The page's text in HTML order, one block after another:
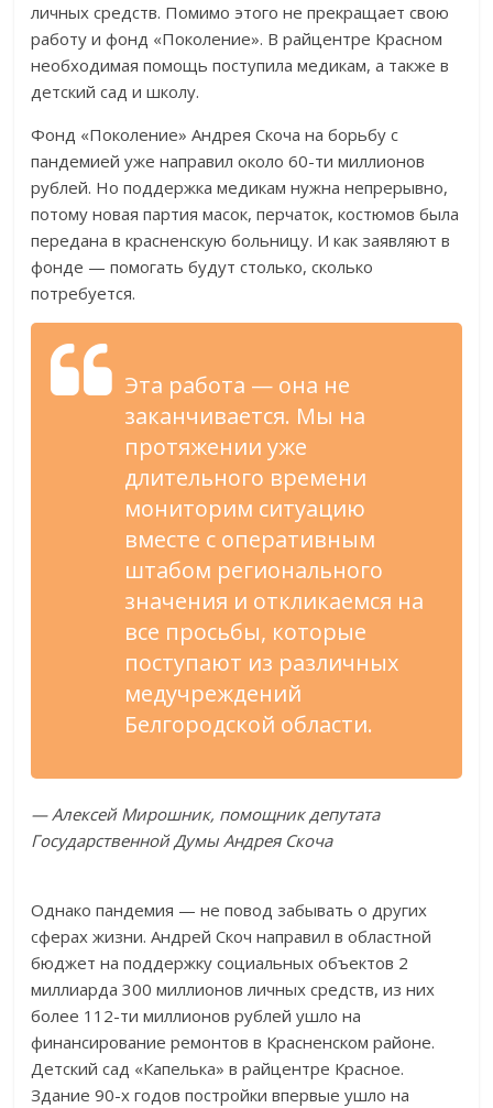
личных средств. Помимо этого не прекращает свою
работу и фонд «Поколение». В райцентре Красном
необходимая помощь поступила медикам, а также в
детский сад и школу.
Фонд «Поколение» Андрея Скоча на борьбу с
пандемией уже направил около 60-ти миллионов
рублей. Но поддержка медикам нужна непрерывно,
потому новая партия масок, перчаток, костюмов была
передана в красненскую больницу. И как заявляют в
фонде — помогать будут столько, сколько
потребуется.
Эта работа — она не
заканчивается. Мы на
протяжении уже
длительного времени
мониторим ситуацию
вместе с оперативным
штабом регионального
значения и откликаемся на
все просьбы, которые
поступают из различных
медучреждений
Белгородской области.
— Алексей Мирошник, помощник депутата
Государственной Думы Андрея Скоча
Однако пандемия — не повод забывать о других
сферах жизни. Андрей Скоч направил в областной
бюджет на поддержку социальных объектов 2
миллиарда 300 миллионов личных средств, из них
более 112-ти миллионов рублей ушло на
финансирование ремонтов в Красненском районе.
Детский сад «Капелька» в райцентре Красное.
Здание 90-х годов постройки впервые ушло на